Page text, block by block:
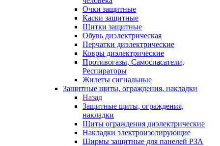
Очки защитные
Каски защитные
Щитки защитные
Обувь диэлектрическая
Перчатки диэлектрические
Ковры диэлектрические
Противогазы, Самоспасатели,
Респираторы
Жилеты сигнальные
Защитные щиты, ограждения, накладки
Назад
Защитные щиты, ограждения,
накладки
Щиты ограждения диэлектрические
Накладки электроизолирующие
Ширмы защитные для панелей РЗА